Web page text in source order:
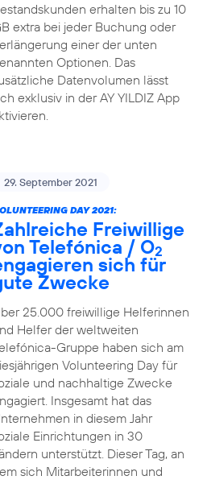
erhalten bis zu 10
extra bei jeder Buchung oder
einer der unten
Optionen. Das
Datenvolumen lässt
exklusiv in der AY YILDIZ App
29. September 2021
DAY 2021:
Freiwillige
Telefónica / O2
sich für
Zwecke
25.000 freiwillige Helferinnen
Helfer der weltweiten
Gruppe haben sich am
Volunteering Day für
und nachhaltige Zwecke
Insgesamt hat das
in diesem Jahr
Einrichtungen in 30
unterstützt. Dieser Tag, an
sich Mitarbeiterinnen und